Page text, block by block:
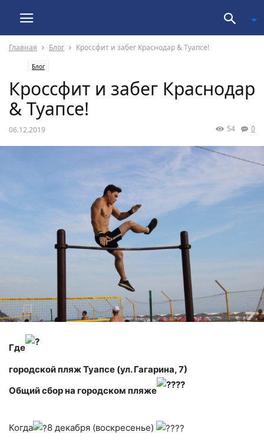
Главная Блог Кроссфит и забег Краснодар & Туапсе!
Блог
Кроссфит и забег Краснодар
& Туапсе!
06.12.2019 0
54
Где
городской пляж Туапсе (ул. Гагарина, 7)
Общий сбор на городском пляже
Когда 8 декабря (воскресенье)